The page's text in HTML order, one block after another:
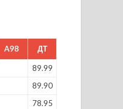
A98 ДТ
89.99
89.90
78.95